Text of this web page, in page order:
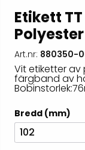
Etikett
Polyester
Art.nr: 880350-
Vit etiketter av
färgband av
Bredd (mm)
102